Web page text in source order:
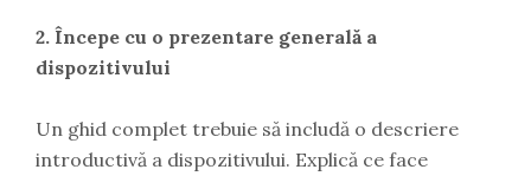
2. Începe cu o prezentare generală a
dispozitivului
Un ghid complet trebuie să includă o descriere
introductivă a dispozitivului. Explică ce face